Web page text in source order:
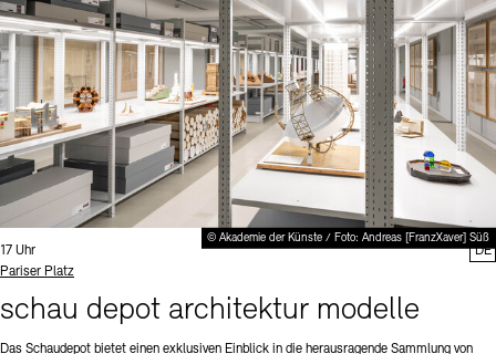
© Akademie der Künste / Foto: Andreas [FranzXaver] Süß
Uhrzeit:
17 Uhr
Standort
Pariser Platz
schau depot architektur modelle
Das Schaudepot bietet einen exklusiven Einblick in die herausragende Sammlung von
DE